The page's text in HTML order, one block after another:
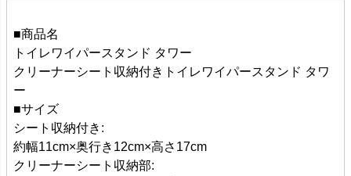
■商品名
トイレワイパースタンド タワー
クリーナーシート収納付きトイレワイパースタンド タワ
ー
■サイズ
シート収納付き:
約幅11cm×奥行き12cm×高さ17cm
クリーナーシート収納部: